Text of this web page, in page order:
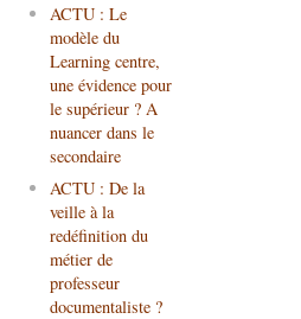
ACTU : Le
modèle du
Learning centre,
une évidence pour
le supérieur ? A
nuancer dans le
secondaire
ACTU : De la
veille à la
redéfinition du
métier de
professeur
documentaliste ?